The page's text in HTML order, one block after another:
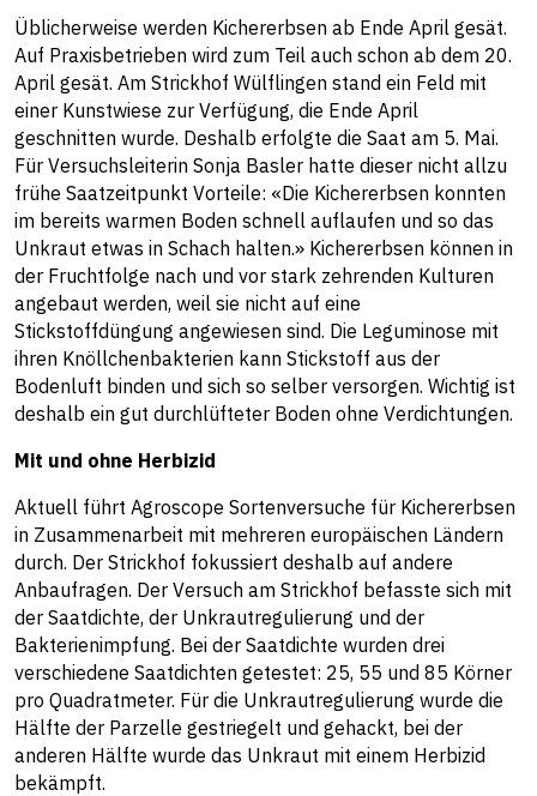
Üblicherweise werden Kichererbsen ab Ende April gesät.
Auf Praxisbetrieben wird zum Teil auch schon ab dem 20.
April gesät. Am Strickhof Wülflingen stand ein Feld mit
einer Kunstwiese zur Verfügung, die Ende April
geschnitten wurde. Deshalb erfolgte die Saat am 5. Mai.
Für Versuchsleiterin Sonja Basler hatte dieser nicht allzu
frühe Saatzeitpunkt Vorteile: «Die Kichererbsen konnten
im bereits warmen Boden schnell auflaufen und so das
Unkraut etwas in Schach halten.» Kichererbsen können in
der Fruchtfolge nach und vor stark zehrenden Kulturen
angebaut werden, weil sie nicht auf eine
Stickstoffdüngung angewiesen sind. Die Leguminose mit
ihren Knöllchenbakterien kann Stickstoff aus der
Bodenluft binden und sich so selber versorgen. Wichtig ist
deshalb ein gut durchlüfteter Boden ohne Verdichtungen.
Mit und ohne Herbizid
Aktuell führt Agroscope Sortenversuche für Kichererbsen
in Zusammenarbeit mit mehreren europäischen Ländern
durch. Der Strickhof fokussiert deshalb auf andere
Anbaufragen. Der Versuch am Strickhof befasste sich mit
der Saatdichte, der Unkrautregulierung und der
Bakterienimpfung. Bei der Saatdichte wurden drei
verschiedene Saatdichten getestet: 25, 55 und 85 Körner
pro Quadratmeter. Für die Unkrautregulierung wurde die
Hälfte der Parzelle gestriegelt und gehackt, bei der
anderen Hälfte wurde das Unkraut mit einem Herbizid
bekämpft.